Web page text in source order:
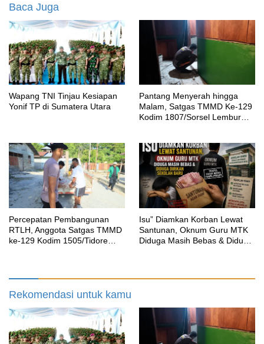
Baca Juga
Wapang TNI Tinjau Kesiapan
Yonif TP di Sumatera Utara
Pantang Menyerah hingga
Malam, Satgas TMMD Ke-129
Kodim 1807/Sorsel Lembur
Percepatan Pembangunan
RTLH, Anggota Satgas TMMD
ke-129 Kodim 1505/Tidore
‎Isu” Diamkan Korban Lewat
Santunan, Oknum Guru MTK
Diduga Masih Bebas & Diduga
Rekomendasi untuk kamu